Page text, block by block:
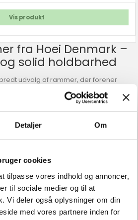
Detaljer Om
cookies
tilpasse vores indhold og annoncer,
til sociale medier og til at
Vi deler også oplysninger om din
med vores partnere inden for
Vis produkt
fra Hoei Denmark –
solid holdbarhed
udvalg af rammer, der forener
inkluderer alt fra klassiske sorte
ege-look rammer i HOEI 114 til
115. Til de mere eksklusive behov
og mørke massive
varme og naturlig elegance til
i træ, bambus og
enhver stil og
materialer som bambus (Hoei
i både mat sølv (Cadre 670) og